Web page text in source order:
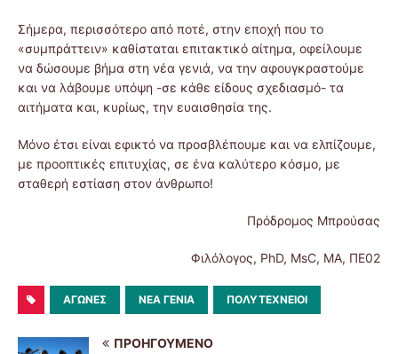
Σήμερα, περισσότερο από ποτέ, στην εποχή που το
«συμπράττειν» καθίσταται επιτακτικό αίτημα, οφείλουμε
να δώσουμε βήμα στη νέα γενιά, να την αφουγκραστούμε
και να λάβουμε υπόψη -σε κάθε είδους σχεδιασμό- τα
αιτήματα και, κυρίως, την ευαισθησία της.
Μόνο έτσι είναι εφικτό να προσβλέπουμε και να ελπίζουμε,
με προοπτικές επιτυχίας, σε ένα καλύτερο κόσμο, με
σταθερή εστίαση στον άνθρωπο!
Πρόδρομος Μπρούσας
Φιλόλογος, PhD, MsC, MA, ΠΕ02
ΑΓΩΝΕΣ ΝΕΑ ΓΕΝΙΑ ΠΟΛΥΤΕΧΝΕΙΟΙ
ΠΡΟΗΓΟΎΜΕΝΟ